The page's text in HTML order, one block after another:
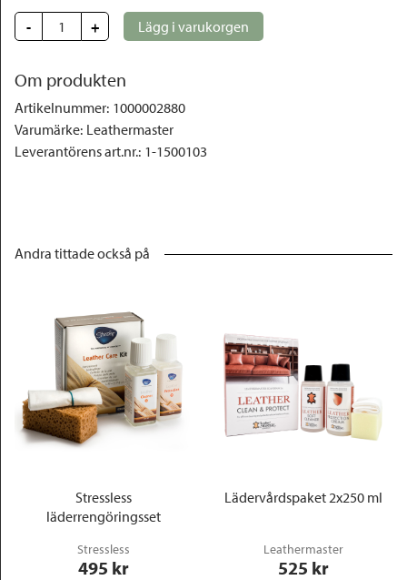
- + Lägg i varukorgen
Om produkten
Artikelnummer: 1000002880
Varumärke: Leathermaster
Leverantörens art.nr.: 1-1500103
Andra tittade också på
Stressless
läderrengöringsset
Stressless
495 kr
Lädervårdspaket 2x250 ml
Leathermaster
525 kr